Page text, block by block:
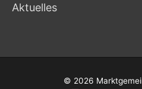
Aktuelles
© 2026